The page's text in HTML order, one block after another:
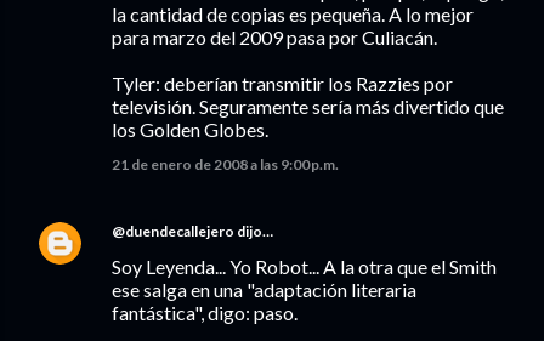
la cantidad de copias es pequeña. A lo mejor
para marzo del 2009 pasa por Culiacán.
Tyler: deberían transmitir los Razzies por
televisión. Seguramente sería más divertido que
los Golden Globes.
21 de enero de 2008 a las 9:00 p.m.
@duendecallejero dijo…
Soy Leyenda... Yo Robot... A la otra que el Smith
ese salga en una "adaptación literaria
fantástica", digo: paso.